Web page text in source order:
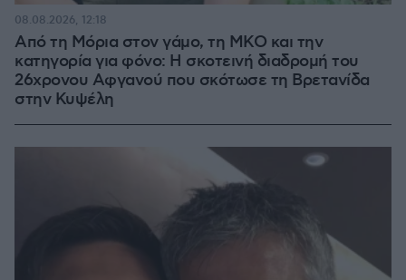
Από τη Μόρια στον γάμο, τη ΜΚΟ και την
κατηγορία για φόνο: Η σκοτεινή διαδρομή του
26χρονου Αφγανού που σκότωσε τη Βρετανίδα
στην Κυψέλη
08.08.2026, 12:18